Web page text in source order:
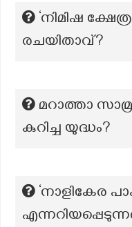
‘നിമിഷ
രചയിതാവ്?
മറാത്താ
കുറിച്ച യുദ്ധം?
‘നാളികേര